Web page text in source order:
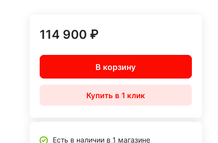
114 900 ₽
В корзину
Купить в 1 клик
Есть в наличии в 1 магазине